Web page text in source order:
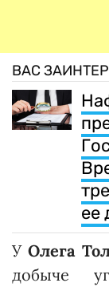
ВАС
ее
УОлега
добыче